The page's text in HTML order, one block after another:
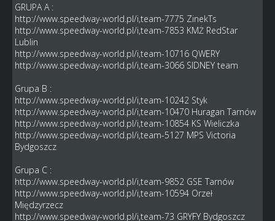
GRUPA A :
http://www.speedway-world.pl/i,team-7775 ZinekTs
http://www.speedway-world.pl/i,team-7853 KMŻ RedStar
Lublin
http://www.speedway-world.pl/i,team-10716QWERY
http://www.speedway-world.pl/i,team-3066SIDNEY team
Grupa B :
http://www.speedway-world.pl/i,team-10242 Styk
http://www.speedway-world.pl/i,team-10470Huragan Tarnów
http://www.speedway-world.pl/i,team-10854KS Wieliczka
http://www.speedway-world.pl/i,team-5127 MPS Victoria
Bydgoszcz
Grupa C :
http://www.speedway-world.pl/i,team-9852 GSE Tarnów
http://www.speedway-world.pl/i,team-10594Orzeł
Międzyrzecz
http://www.speedway-world.pl/i,team-73 GRYFY Bydgoszcz